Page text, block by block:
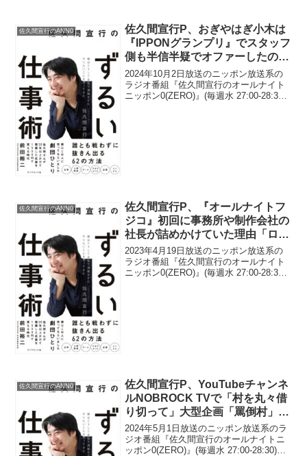
佐久間宣行のANN0
佐久間宣行P、おぎやはぎ小木は
『IPPONグランプリ』でスタッフ
側も半信半疑でオファーしたのに
出場した途端に優勝したと明かす
2024年10月2日放送のニッポン放送系の
ラジオ番組『佐久間宣行のオールナイト
ニッポン0(ZERO)』(毎週水 27:00-28:30)
佐久間宣行のANN0
佐久間宣行P、『オールナイトフ
ジコ』初回に事務所や制作会社の
社長が詰めかけていた理由「ロビ
ーがごった返してんだよ、オジサ
ンで(笑)」
2023年4月19日放送のニッポン放送系の
ラジオ番組『佐久間宣行のオールナイト
ニッポン0(ZERO)』(毎週水 27:00-28:30)
佐久間宣行のANN0
佐久間宣行P、YouTubeチャンネ
ルNOBROCK TVで「村を丸々借
り切って」大型企画「罵倒村」を
行った理由を告白
2024年5月1日放送のニッポン放送系のラ
ジオ番組『佐久間宣行のオールナイトニ
ッポン0(ZERO)』(毎週水 27:00-28:30)に